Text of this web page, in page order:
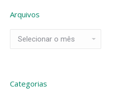
Arquivos
Categorias